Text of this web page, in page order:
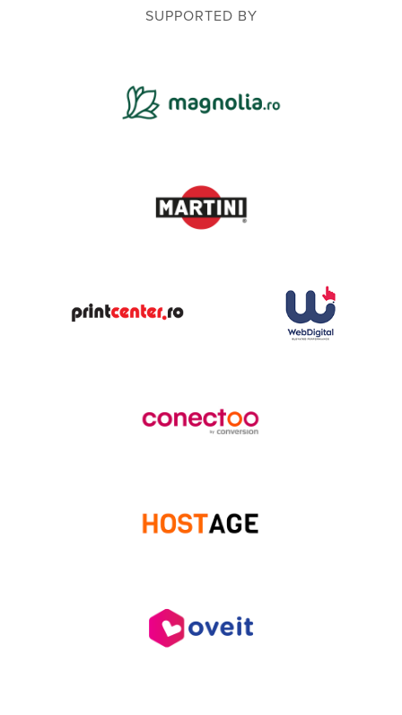
SUPPORTED BY